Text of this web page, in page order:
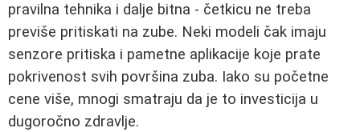
pravilna tehnika i dalje bitna - četkicu ne treba
previše pritiskati na zube. Neki modeli čak imaju
senzore pritiska i pametne aplikacije koje prate
pokrivenost svih površina zuba. Iako su početne
cene više, mnogi smatraju da je to investicija u
dugoročno zdravlje.